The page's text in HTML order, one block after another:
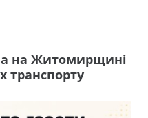
на Житомирщині
транспорту